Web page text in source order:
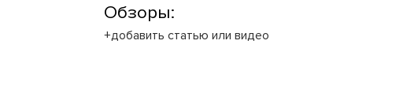
Обзоры:
+добавить статью или видео